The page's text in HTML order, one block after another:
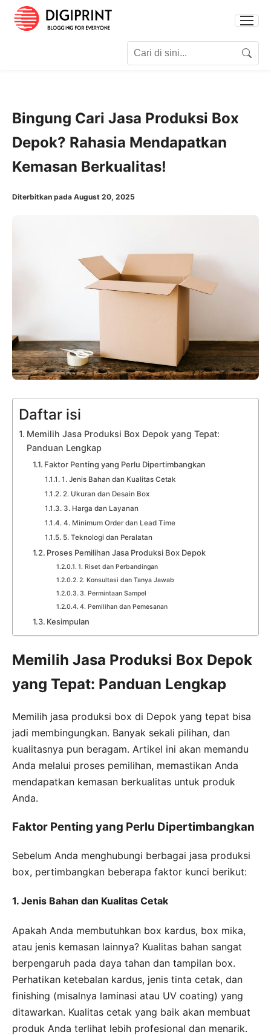
Search
Bingung Cari Jasa Produksi Box
Depok? Rahasia Mendapatkan
Kemasan Berkualitas!
Diterbitkan pada August 20, 2025
Daftar isi
Memilih Jasa Produksi Box Depok yang Tepat:
Panduan Lengkap
Faktor Penting yang Perlu Dipertimbangkan
1. Jenis Bahan dan Kualitas Cetak
2. Ukuran dan Desain Box
3. Harga dan Layanan
4. Minimum Order dan Lead Time
5. Teknologi dan Peralatan
Proses Pemilihan Jasa Produksi Box Depok
1. Riset dan Perbandingan
2. Konsultasi dan Tanya Jawab
3. Permintaan Sampel
4. Pemilihan dan Pemesanan
Kesimpulan
Memilih Jasa Produksi Box Depok
yang Tepat: Panduan Lengkap
Memilih jasa produksi box di Depok yang tepat bisa
jadi membingungkan. Banyak sekali pilihan, dan
kualitasnya pun beragam. Artikel ini akan memandu
Anda melalui proses pemilihan, memastikan Anda
mendapatkan kemasan berkualitas untuk produk
Anda.
Faktor Penting yang Perlu Dipertimbangkan
Sebelum Anda menghubungi berbagai jasa produksi
box, pertimbangkan beberapa faktor kunci berikut:
1. Jenis Bahan dan Kualitas Cetak
Apakah Anda membutuhkan box kardus, box mika,
atau jenis kemasan lainnya? Kualitas bahan sangat
berpengaruh pada daya tahan dan tampilan box.
Perhatikan ketebalan kardus, jenis tinta cetak, dan
finishing (misalnya laminasi atau UV coating) yang
ditawarkan. Kualitas cetak yang baik akan membuat
produk Anda terlihat lebih profesional dan menarik.